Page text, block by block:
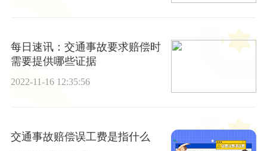
每日速讯：交通事故要求赔偿时
需要提供哪些证据
2022-11-16 12:35:56
交通事故赔偿误工费是指什么